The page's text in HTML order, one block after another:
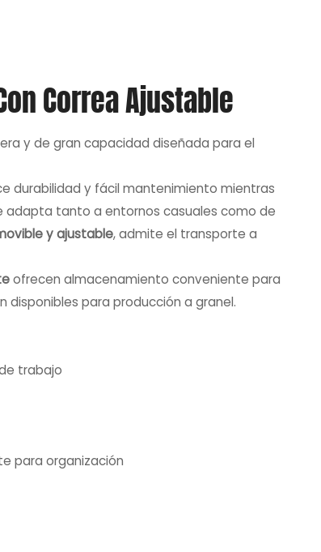
Correa Ajustable
y de gran capacidad diseñada para el
durabilidad y fácil mantenimiento mientras
adapta tanto a entornos casuales como de
y ajustable, admite el transporte a
ofrecen almacenamiento conveniente para
disponibles para producción a granel.
trabajo
para organización